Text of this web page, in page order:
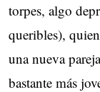
torpes, algo
queribles),
una nueva
bastante más